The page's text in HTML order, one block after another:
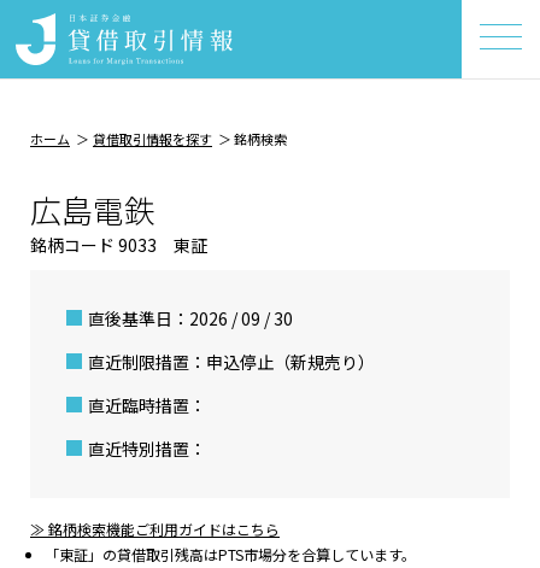
ホーム 貸借取引情報を探す 銘柄検索
広島電鉄
銘柄コード 9033 東証
直後基準日：2026 / 09 / 30
直近制限措置：申込停止（新規売り）
直近臨時措置：
直近特別措置：
≫ 銘柄検索機能ご利用ガイドはこちら
「東証」の貸借取引残高はPTS市場分を合算しています。